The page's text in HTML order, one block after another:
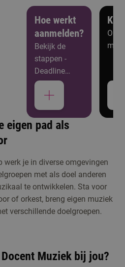
Hoe werkt
aanmelden?
Bekijk de
stappen -
Deadline
aanmelden: 1
mei
meer
eigen pad als
je in diverse omgevingen
met als doel anderen
te ontwikkelen. Sta voor
of orkest, breng eigen muziek
verschillende doelgroepen.
Muziek bij jou?